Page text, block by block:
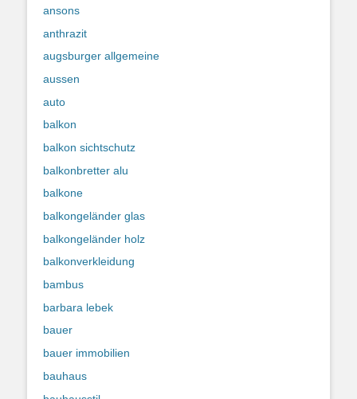
ansons
anthrazit
augsburger allgemeine
aussen
auto
balkon
balkon sichtschutz
balkonbretter alu
balkone
balkongeländer glas
balkongeländer holz
balkonverkleidung
bambus
barbara lebek
bauer
bauer immobilien
bauhaus